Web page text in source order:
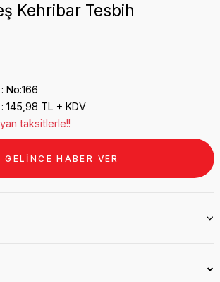
Kehribar Tesbih
No:166
145,98 TL + KDV
taksitlerle!!
GELİNCE HABER VER